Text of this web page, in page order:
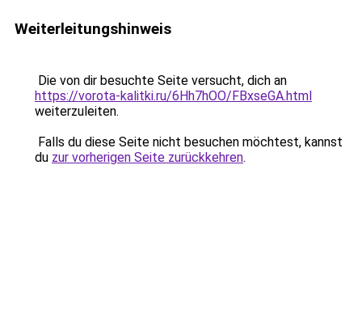
Weiterleitungshinweis
Die von dir besuchte Seite versucht, dich an
https://vorota-kalitki.ru/6Hh7hOO/FBxseGA.html
weiterzuleiten.
Falls du diese Seite nicht besuchen möchtest, kannst
du zur vorherigen Seite zurückkehren.